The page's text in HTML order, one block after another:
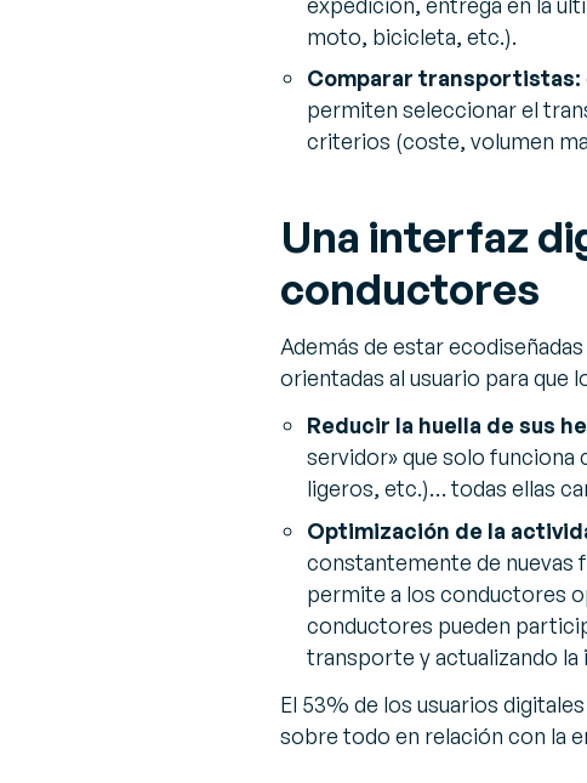
moto, bicicleta, etc.).
Comparar transportistas:
permiten seleccionar el
criterios (coste, volumen
Una interfaz
conductores
Además de estar
orientadas al usuario para
Reducir la huella de sus
servidor» que solo funciona
ligeros, etc.)… todas ellas
Optimización de la
constantemente de nuevas
permite a los conductores
conductores pueden
transporte y actualizando
El 53% de los usuarios
sobre todo en relación con la